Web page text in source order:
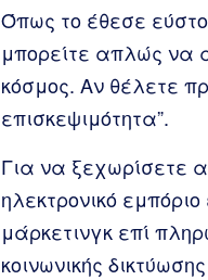
Όπως το έθεσε
μπορείτε απλώς να
κόσμος. Αν θέλετε
επισκεψιμότητα”.
Για να ξεχωρίσετε
ηλεκτρονικό
μάρκετινγκ επί
κοινωνικής